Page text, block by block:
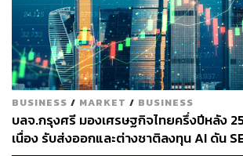
BUSINESS / MARKET / BUSINESS
บลจ.กรุงศรี มองเศรษฐกิจไทยครึ่งปีหลัง
เนื่อง รับส่งออกและต่างชาติลงทุน AI ดัน